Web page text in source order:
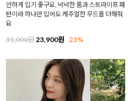
안하게 입기 좋구요, 넉넉한 품과 스트라이프 패
턴이라 하나만 입어도 캐주얼한 무드를 더해줘
요
31,000원23,900원 23%